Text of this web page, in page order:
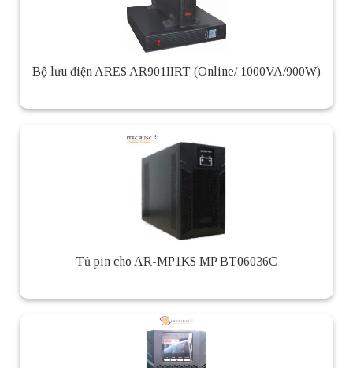
Bộ lưu điện ARES AR901IIRT (Online/ 1000VA/900W)
Tủ pin cho AR-MP1KS MP BT06036C